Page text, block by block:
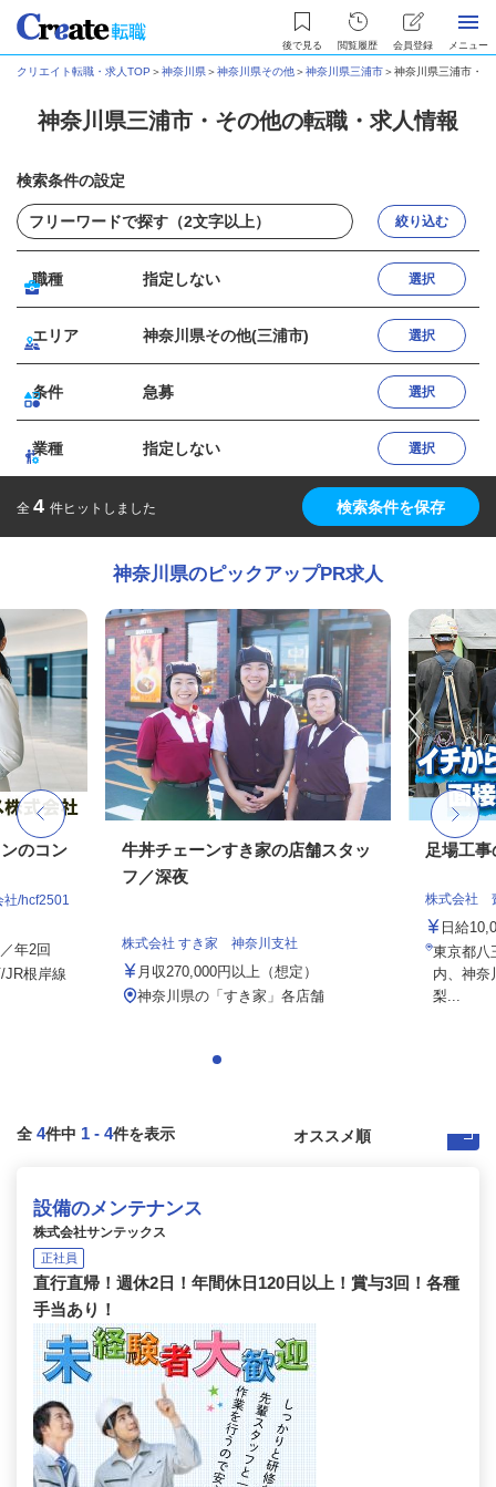
後で見る 閲覧履歴 会員登録 メニュー
クリエイト転職・求人TOP ＞神奈川県＞神奈川県その他＞神奈川県三浦市＞神奈川県三浦市・
神奈川県三浦市・その他の転職・求人情報
検索条件の設定
絞り込む
職種 指定しない 選択
エリア 神奈川県その他(三浦市) 選択
条件 急募 選択
業種 指定しない 選択
全 4 件ヒットしました 検索条件を保存
神奈川県のピックアップPR求人
のコン
/hcf2501
年2回
JR根岸線
牛丼チェーンすき家の店舗スタッ
フ／深夜
株式会社 すき家 神奈川支社
月収270,000円以上（想定）
神奈川県の「すき家」各店舗
足場工
株式会社
日給
東京都八
内、神奈
梨...
全 4件中 1 - 4件を表示
設備のメンテナンス
株式会社サンテックス
正社員
直行直帰！週休2日！年間休日120日以上！賞与3回！各種
手当あり！